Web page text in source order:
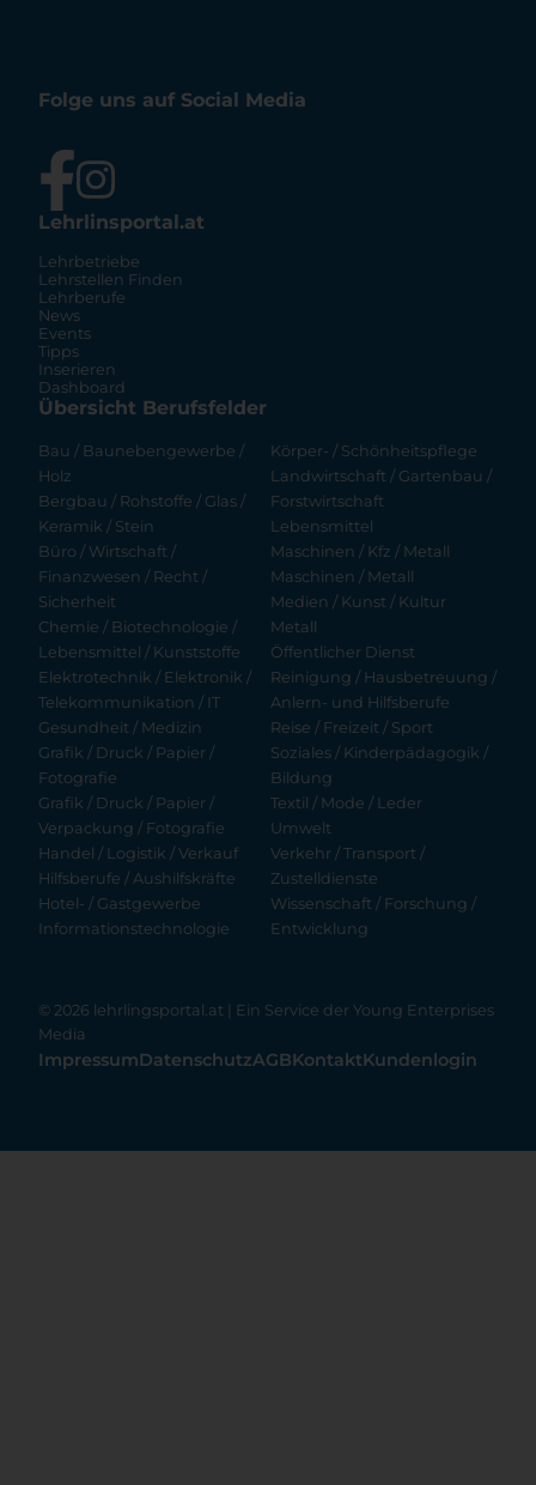
Folge uns auf Social Media
Lehrlinsportal.at
Lehrbetriebe
Lehrstellen Finden
Lehrberufe
News
Events
Tipps
Inserieren
Dashboard
Übersicht Berufsfelder
Bau / Baunebengewerbe /
Holz
Bergbau / Rohstoffe / Glas /
Keramik / Stein
Büro / Wirtschaft /
Finanzwesen / Recht /
Sicherheit
Chemie / Biotechnologie /
Lebensmittel / Kunststoffe
Elektrotechnik / Elektronik /
Telekommunikation / IT
Gesundheit / Medizin
Grafik / Druck / Papier /
Fotografie
Grafik / Druck / Papier /
Verpackung / Fotografie
Handel / Logistik / Verkauf
Hilfsberufe / Aushilfskräfte
Hotel- / Gastgewerbe
Informationstechnologie
Körper- / Schönheitspflege
Landwirtschaft / Gartenbau /
Forstwirtschaft
Lebensmittel
Maschinen / Kfz / Metall
Maschinen / Metall
Medien / Kunst / Kultur
Metall
Öffentlicher Dienst
Reinigung / Hausbetreuung /
Anlern- und Hilfsberufe
Reise / Freizeit / Sport
Soziales / Kinderpädagogik /
Bildung
Textil / Mode / Leder
Umwelt
Verkehr / Transport /
Zustelldienste
Wissenschaft / Forschung /
Entwicklung
© 2026 lehrlingsportal.at | Ein Service der Young Enterprises
Media
ImpressumDatenschutzAGBKontaktKundenlogin